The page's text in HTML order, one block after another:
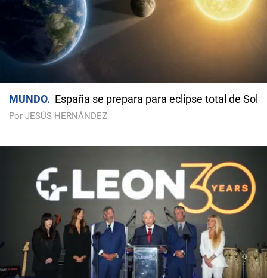
MUNDO España se prepara para eclipse total de Sol
Por JESÚS HERNÁNDEZ